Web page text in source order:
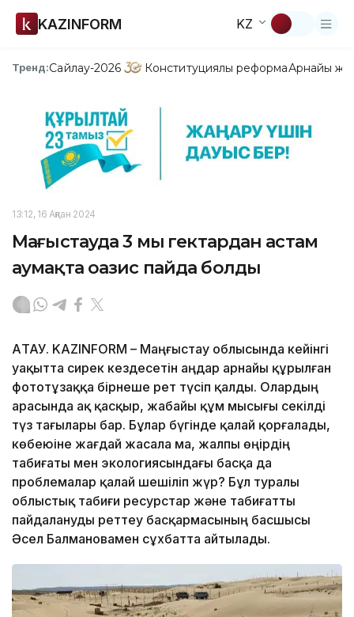
KAZINFORM KZ
Тренд:Сайлау-2026 Конституциялық реформаАрнайы
13:12, 16 Ақпан 2024
Маңғыстауда 3 мың гектардан астам
аумақта оазис пайда болды
АҚТАУ. KAZINFORM – Маңғыстау облысында кейінгі
уақытта сирек кездесетін аңдар арнайы құрылған
фототұзаққа бірнеше рет түсіп қалды. Олардың
арасында ақ қасқыр, жабайы құм мысығы секілді
түз тағылары бар. Бұлар бүгінде қалай қорғалады,
көбеюіне жағдай жасала ма, жалпы өңірдің
табиғаты мен экологиясындағы басқа да
проблемалар қалай шешіліп жүр? Бұл туралы
облыстық табиғи ресурстар және табиғатты
пайдалануды реттеу басқармасының басшысы
Әсел Балмановамен сұхбатта айтылады.